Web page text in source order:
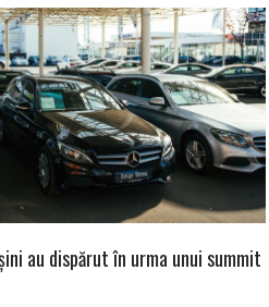
au dispărut în urma unui summit